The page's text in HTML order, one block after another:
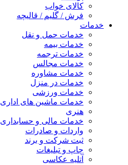
کالای خواب
فرش / گلیم / قالیچه
خدمات
خدمات حمل و نقل
خدمات بیمه
خدمات ترجمه
خدمات مجالس
خدمات مشاوره
خدمات در منزل
خدمات ورزشی
خدمات ماشین های اداری
هنری
خدمات مالی و حسابداری
واردات و صادرات
ثبت شرکت و برند
چاپ و تبلیغات
آتلیه عکاسی